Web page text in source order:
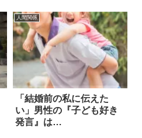
人間関係
「結婚前の私に伝えた
い」男性の『子ども好き
発言』は…